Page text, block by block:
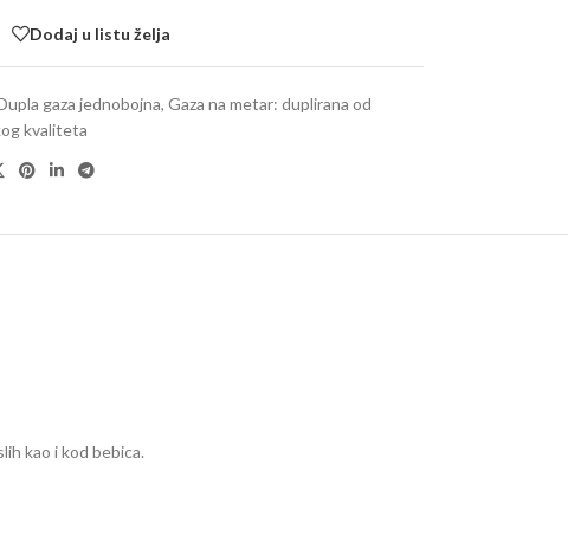
Dodaj u listu želja
gaza jednobojna, Gaza na metar: duplirana od
kvaliteta
kao i kod bebica.